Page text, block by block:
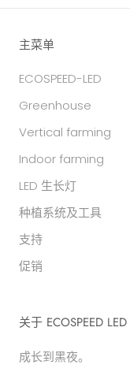
主菜单
ECOSPEED-LED
Greenhouse
Vertical farming
Indoor farming
LED 生长灯
种植系统及工具
支持
促销
关于 ECOSPEED LED
成长到黑夜。